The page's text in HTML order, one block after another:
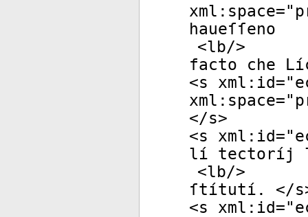
xml:space="
haueſſeno
<lb/>
facto che
<s xml:id="
xml:space="
</s>
<s xml:id="
lí tectoríj
<lb/>
ſtítutí. </s
<s xml:id="